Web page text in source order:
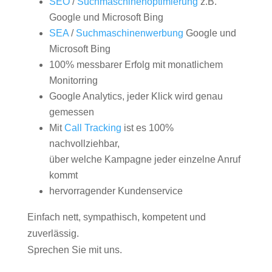
Google und Microsoft Bing
SEA/ Suchmaschinenwerbung Google und
Microsoft Bing
100% messbarer Erfolg mit monatlichem
Monitorring
Google Analytics, jeder Klick wird genau
gemessen
MitCall Tracking ist es 100%
nachvollziehbar,
über welche Kampagne jeder einzelne Anruf
kommt
hervorragender Kundenservice
Einfach nett, sympathisch, kompetent und
zuverlässig.
Sprechen Sie mit uns.